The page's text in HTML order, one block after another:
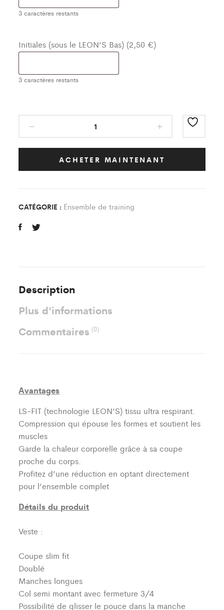
3 caractères restants
Initiales (sous le LEON’S Bas) (2,50 €)
3 caractères restants
Training
Es
quantity
ACHETER MAINTENANT
CATÉGORIE : Ensemble de training
Description
Plus d'informations
Commentaires(0)
Avantages
LS-FIT (technologie LEON’S)tissu ultra respirant.
Compression qui épouse les formes et soutient les
muscles
Garde la chaleur corporelle grâce à sa coupe
proche du corps.
Profitez d’une réduction en optant directement
pour l’ensemble complet
Détails du produit
Veste :
Coupe slim fit
Doublé
Manches longues
Col semi montant avec fermeture 3/4
Possibilité de glisser le pouce dans la manche